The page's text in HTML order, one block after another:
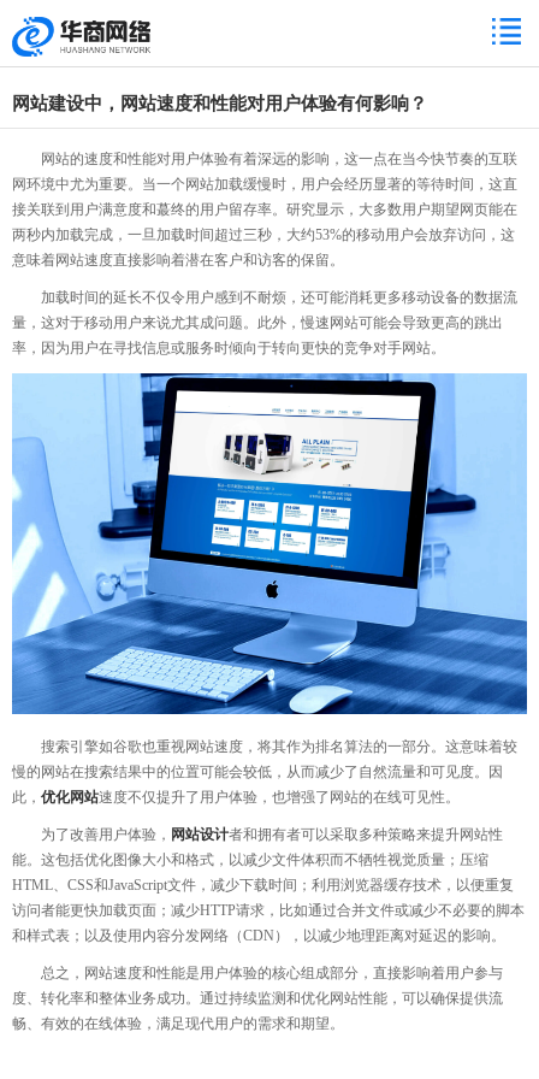
网站建设中，网站速度和性能对用户体验有何影响？
网站的速度和性能对用户体验有着深远的影响，这一点在当今快节奏的互联
网环境中尤为重要。当一个网站加载缓慢时，用户会经历显著的等待时间，这直
接关联到用户满意度和蕞终的用户留存率。研究显示，大多数用户期望网页能在
两秒内加载完成，一旦加载时间超过三秒，大约53%的移动用户会放弃访问，这
意味着网站速度直接影响着潜在客户和访客的保留。
加载时间的延长不仅令用户感到不耐烦，还可能消耗更多移动设备的数据流
量，这对于移动用户来说尤其成问题。此外，慢速网站可能会导致更高的跳出
率，因为用户在寻找信息或服务时倾向于转向更快的竞争对手网站。
搜索引擎如谷歌也重视网站速度，将其作为排名算法的一部分。这意味着较
慢的网站在搜索结果中的位置可能会较低，从而减少了自然流量和可见度。因
此， 优化网站速度不仅提升了用户体验，也增强了网站的在线可见性。
为了改善用户体验， 网站设计者和拥有者可以采取多种策略来提升网站性
能。这包括优化图像大小和格式，以减少文件体积而不牺牲视觉质量；压缩
HTML、CSS和JavaScript文件，减少下载时间；利用浏览器缓存技术，以便重复
访问者能更快加载页面；减少HTTP请求，比如通过合并文件或减少不必要的脚本
和样式表；以及使用内容分发网络（CDN），以减少地理距离对延迟的影响。
总之，网站速度和性能是用户体验的核心组成部分，直接影响着用户参与
度、转化率和整体业务成功。通过持续监测和优化网站性能，可以确保提供流
畅、有效的在线体验，满足现代用户的需求和期望。